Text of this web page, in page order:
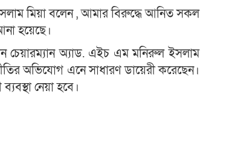
মিয়া বলেন , আমার বিরুদ্ধে আনিত সকল
হয়েছে।
চেয়ারম্যান অ্যাড. এইচ এম মনিরুল ইসলাম
অভিযোগ এনে সাধারণ ডায়েরী করেছেন।
নেয়া হবে।